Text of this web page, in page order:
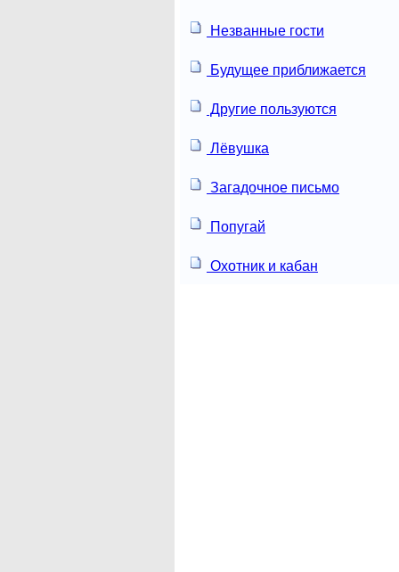
Незванные гости
Будущее приближается
Другие пользуются
Лёвушка
Загадочное письмо
Попугай
Охотник и кабан